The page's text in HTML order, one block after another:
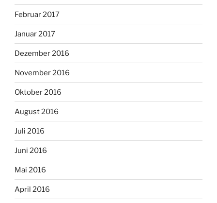
Februar 2017
Januar 2017
Dezember 2016
November 2016
Oktober 2016
August 2016
Juli 2016
Juni 2016
Mai 2016
April 2016